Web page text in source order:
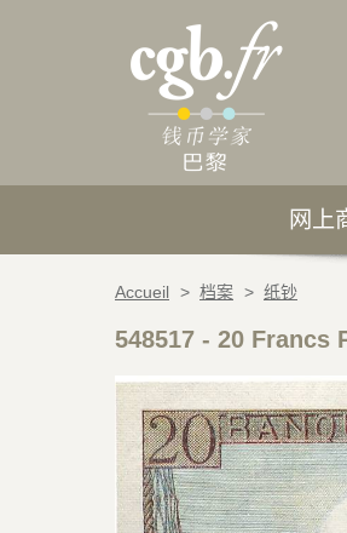
网上
Accueil > 档案 > 纸钞
548517 - 20 Francs